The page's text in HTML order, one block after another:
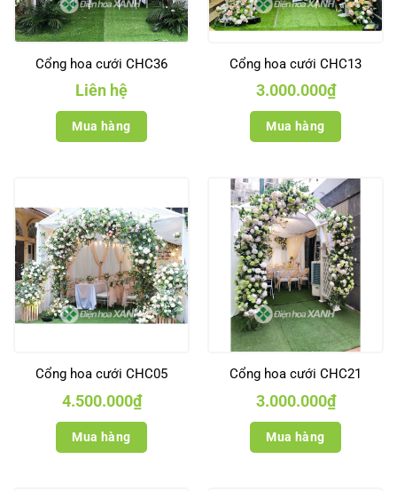
Cổng hoa cưới CHC36
Liên hệ
Mua hàng
Cổng hoa cưới CHC13
3.000.000₫
Mua hàng
Cổng hoa cưới CHC05
4.500.000₫
Mua hàng
Cổng hoa cưới CHC21
3.000.000₫
Mua hàng